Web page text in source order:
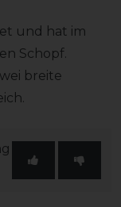
und hat im
Schopf.
breite